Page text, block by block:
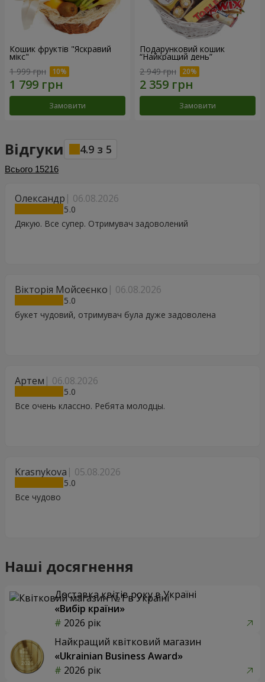
Кошик фруктів "Яскравий
мікс"
1 999 грн
Замовити
Подарунковий кошик
“Найкращий день”
2 949 грн
Замовити
Відгуки 4.9 з 5
Всього 15216
Олександр 06.08.2026
5
Дякую. Все супер. Отримувач задоволений
Вікторія Мойсеєнко 06.08.2026
5
букет чудовий, отримувач була дуже задоволена
Артем 06.08.2026
5
Все очень классно. Ребята молодцы.
Krasnykova 05.08.2026
5
Все чудово
Наші досягнення
Доставка квітів року в Україні
«Вибір країни»
2026 рік
Найкращий квітковий магазин
«Ukrainian Business Award»
2026 рік